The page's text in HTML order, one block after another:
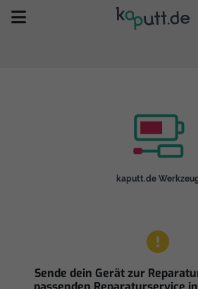
Selbst reparieren
kaputt.de
Sende dein Gerät zur